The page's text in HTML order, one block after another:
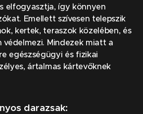
elfogyasztja, így könnyen
Emellett szívesen telepszik
kertek, teraszok közelében, és
védelmezi. Mindezek miatt a
egészségügyi és fizikai
ártalmas kártevőknek
darazsak: